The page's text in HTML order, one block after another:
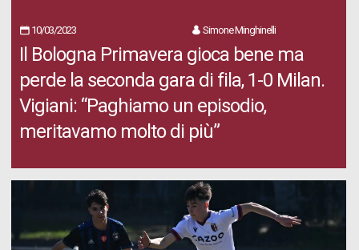
10/03/2023 Simone Minghinelli
Il Bologna Primavera gioca bene ma
perde la seconda gara di fila, 1-0 Milan.
Vigiani: “Paghiamo un episodio,
meritavamo molto di più”